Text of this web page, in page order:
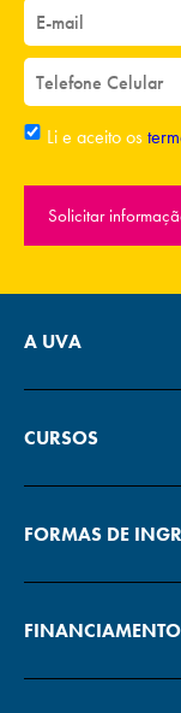
Li e aceito os
Solicitar
A UVA
CURSOS
FORMAS DE